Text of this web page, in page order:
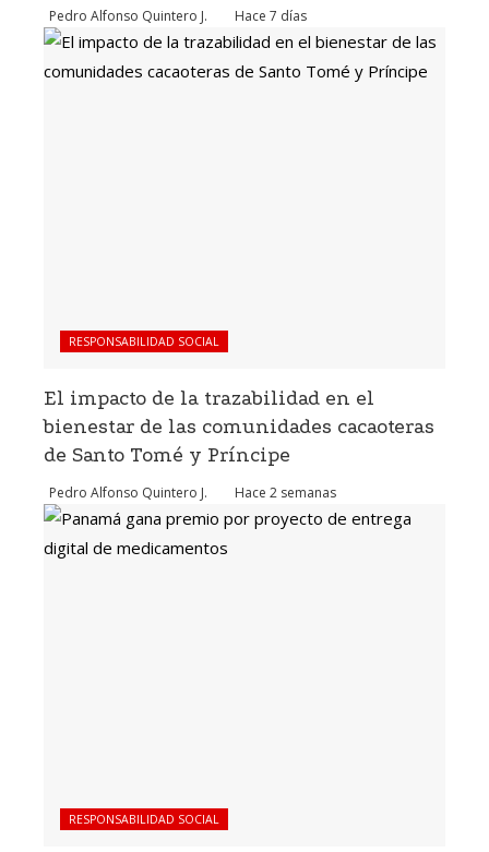
Pedro Alfonso Quintero J. Hace 7 días
RESPONSABILIDAD SOCIAL
El impacto de la trazabilidad en el
bienestar de las comunidades cacaoteras
de Santo Tomé y Príncipe
Pedro Alfonso Quintero J. Hace 2 semanas
RESPONSABILIDAD SOCIAL